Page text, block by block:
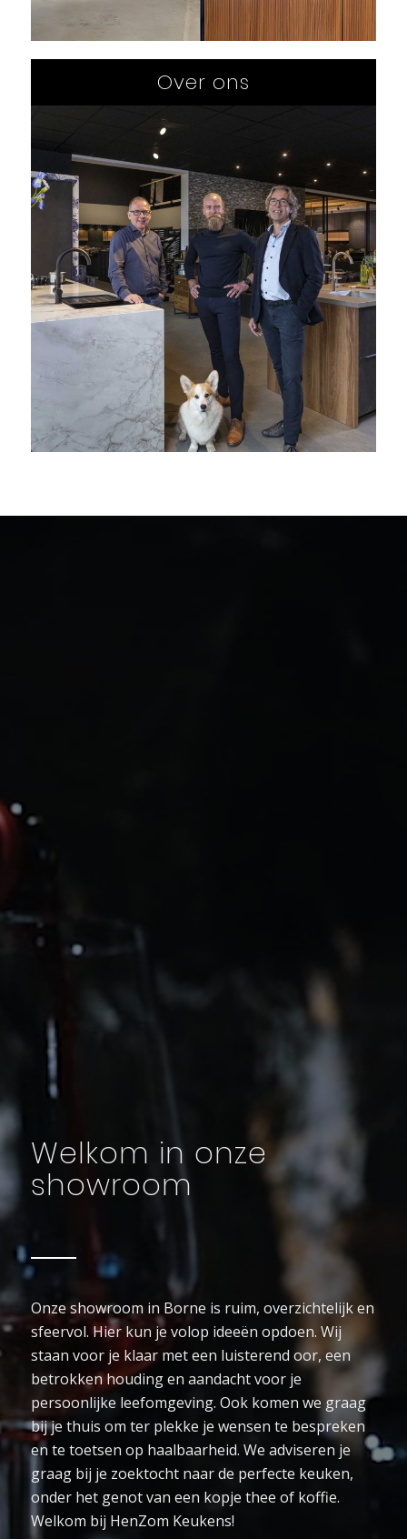
Over ons
Welkom in onze
showroom
Onze showroom in Borne is ruim, overzichtelijk en
sfeervol. Hier kun je volop ideeën opdoen. Wij
staan voor je klaar met een luisterend oor, een
betrokken houding en aandacht voor je
persoonlijke leefomgeving. Ook komen we graag
bij je thuis om ter plekke je wensen te bespreken
en te toetsen op haalbaarheid. We adviseren je
graag bij je zoektocht naar de perfecte keuken,
onder het genot van een kopje thee of koffie.
Welkom bij HenZom Keukens!